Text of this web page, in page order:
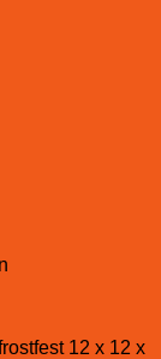
12 x 12 x